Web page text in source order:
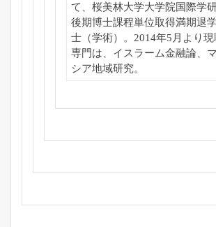
て、桜美林大学大学院国際学
後期博士課程単位取得満期退
士（学術）。2014年5月より現
専門は、イスラーム金融論、
シア地域研究。